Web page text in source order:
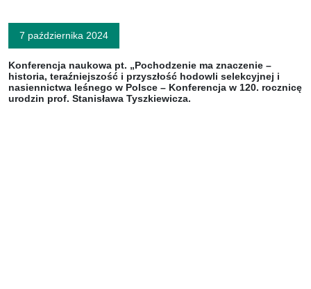
7 października 2024
Konferencja naukowa pt. „Pochodzenie ma znaczenie –
historia, teraźniejszość i przyszłość hodowli selekcyjnej i
nasiennictwa leśnego w Polsce – Konferencja w 120. rocznicę
urodzin prof. Stanisława Tyszkiewicza.